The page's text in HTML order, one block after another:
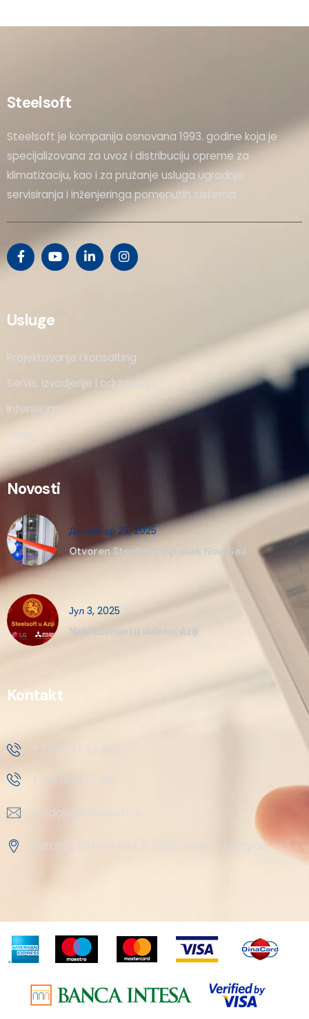
Steelsoft
Steelsoft je kompanija osnovana 1993. godine koja je
specijalizovana za uvoz i distribuciju opreme za
klimatizaciju, kao i za pružanje usluga ugradnje,
servisiranja i inženjeringa pomenutih sistema.
Usluge
Projektovanje i konsalting
Servis, izvodjenje i održavanje
Inženjering
Shop
Novosti
Децембар 23, 2025
Otvoren Steelsoft Ogranak Novi Sad
Јул 3, 2025
Naši inženjeri u dalekoj Aziji
Kontakt
+ 381 11 37 57 555
+ 381 18 41 51 230
prodaja@steelsoft.rs
Autoput za Novi Sad 71 11080, Zemun-Beograd